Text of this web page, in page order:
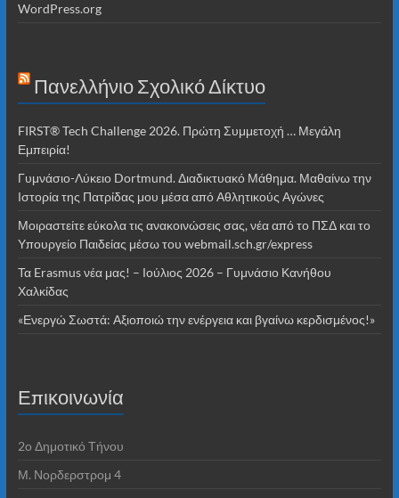
WordPress.org
Πανελλήνιο Σχολικό Δίκτυο
FIRST® Tech Challenge 2026. Πρώτη Συμμετοχή … Μεγάλη
Εμπειρία!
Γυμνάσιο-Λύκειο Dortmund. Διαδικτυακό Μάθημα. Μαθαίνω την
Ιστορία της Πατρίδας μου μέσα από Αθλητικούς Αγώνες
Μοιραστείτε εύκολα τις ανακοινώσεις σας, νέα από το ΠΣΔ και το
Υπουργείο Παιδείας μέσω του webmail.sch.gr/express
Τα Erasmus νέα μας! – Ιούλιος 2026 – Γυμνάσιο Κανήθου
Χαλκίδας
«Ενεργώ Σωστά: Αξιοποιώ την ενέργεια και βγαίνω κερδισμένος!»
Επικοινωνία
2o Δημοτικό Τήνου
Μ. Νορδερστρομ 4